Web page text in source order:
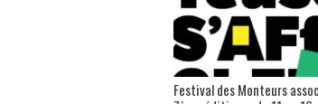
Festival des Monteurs